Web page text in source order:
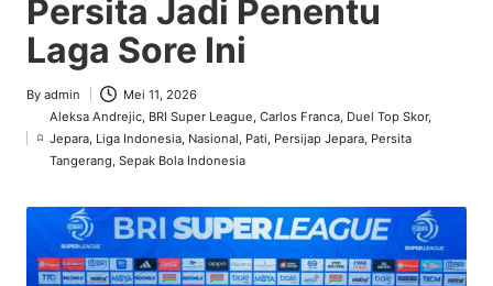
e
n
g
p
r
s
Persita Jadi Penentu
Laga Sore Ini
Posted
By admin Mei 11, 2026
Posted
Aleksa Andrejic BRI Super League ,Carlos Franca Duel Top Skor,
Jepara Liga Indonesia Nasional Pati Persijap Jepara Persita
Tangerang ,Sepak Bola Indonesia